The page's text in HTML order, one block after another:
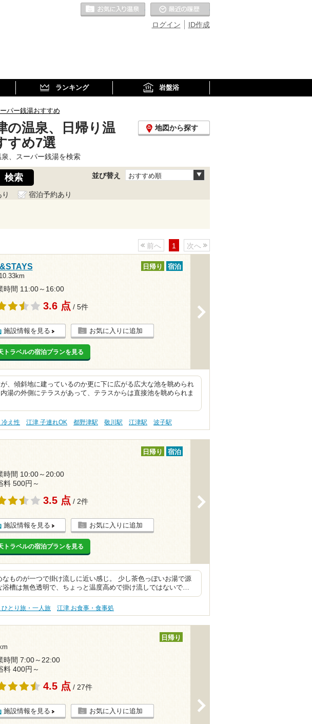
ID作成
ログイン
お気に入りの温泉
ランキング 岩盤浴
パー銭湯おすすめ
の温泉、日帰り温
すめ7選
地図から探す
、スーパー銭湯を検索
並び替え おすすめ順
宿泊予約あり
前へ 1 次へ
日帰り 宿泊
時間 11:00～16:00
3.6 点 / 5件
施設情報を見る お気に入りに追加
トラベルの宿泊プランを見る
、傾斜地に建っているのか更に下に広がる広大な池を眺められ
湯の外側にテラスがあって、テラスからは直接池を眺められま
冷え性 江津 子連れOK 都野津駅 敬川駅 江津駅 波子駅
日帰り 宿泊
時間 10:00～20:00
料 500円～
3.5 点 / 2件
施設情報を見る お気に入りに追加
トラベルの宿泊プランを見る
ものが一つで掛け流しに近い感じ。 少し茶色っぽいお湯で源
浴槽は無色透明で、ちょっと温度高めで掛け流しではないで…
ひとり旅・一人旅 江津 お食事・食事処
日帰り
時間 7:00～22:00
料 400円～
4.5 点 / 27件
施設情報を見る お気に入りに追加